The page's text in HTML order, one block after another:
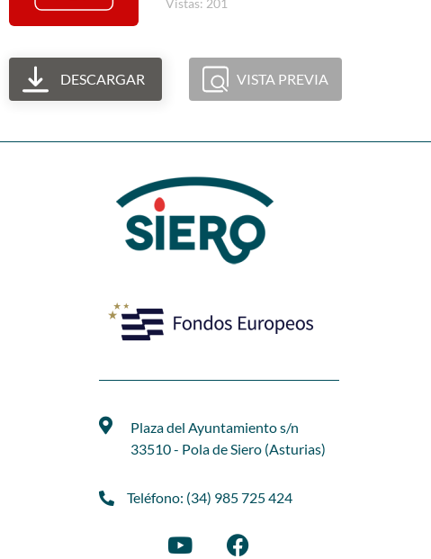
Vistas: 201
DESCARGAR VISTA PREVIA
Plaza del Ayuntamiento s/n
33510 - Pola de Siero (Asturias)
Teléfono: (34) 985 725 424